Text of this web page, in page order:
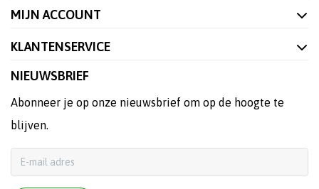
MIJN ACCOUNT
KLANTENSERVICE
NIEUWSBRIEF
Abonneer je op onze nieuwsbrief om op de hoogte te
blijven.